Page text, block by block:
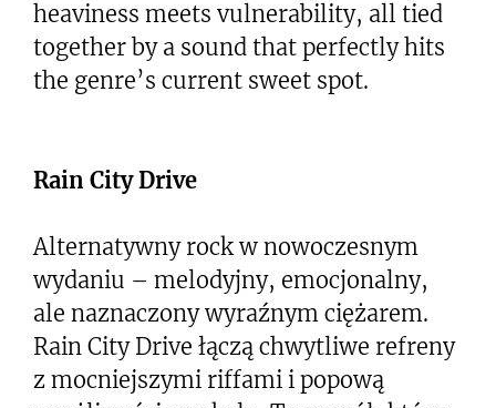
heaviness meets vulnerability, all tied
together by a sound that perfectly hits
the genre’s current sweet spot.
Rain City Drive
Alternatywny rock w nowoczesnym
wydaniu – melodyjny, emocjonalny,
ale naznaczony wyraźnym ciężarem.
Rain City Drive łączą chwytliwe refreny
z mocniejszymi riffami i popową